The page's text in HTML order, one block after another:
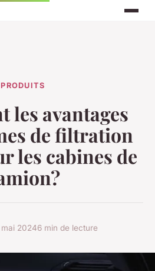
PRODUITS
les avantages
de filtration
les cabines de
mai 20246 min de lecture